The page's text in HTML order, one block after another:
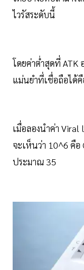
ไวรัสระดับนี้
โดยค่าต่ำสุดที่ ATK
แม่นยำที่เชื่อถือได้
เมื่อลองนำค่า Viral
จะเห็นว่า 10^6 คื
ประมาณ 35